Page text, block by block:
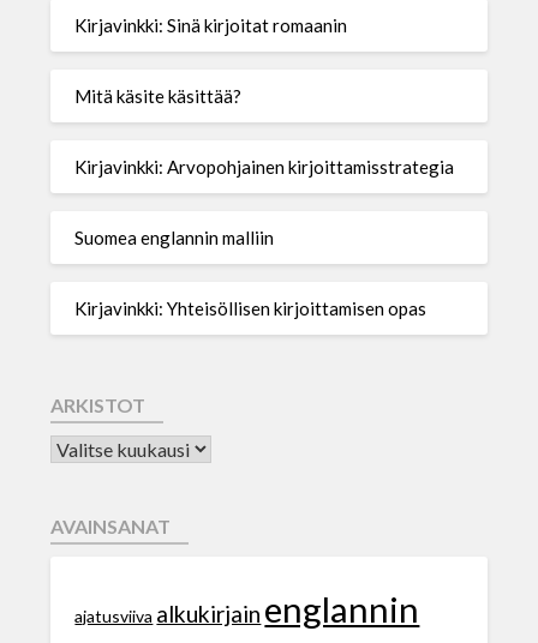
Kirjavinkki: Sinä kirjoitat romaanin
Mitä käsite käsittää?
Kirjavinkki: Arvopohjainen kirjoittamisstrategia
Suomea englannin malliin
Kirjavinkki: Yhteisöllisen kirjoittamisen opas
ARKISTOT
AVAINSANAT
ajatusviiva alkukirjain englannin